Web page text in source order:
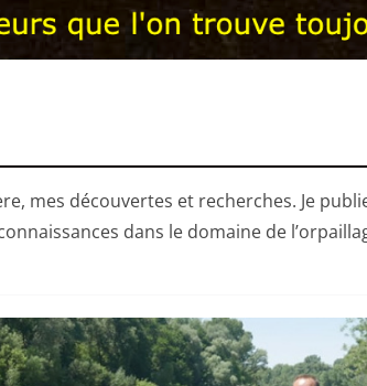
mes découvertes et recherches. Je
dans le domaine de